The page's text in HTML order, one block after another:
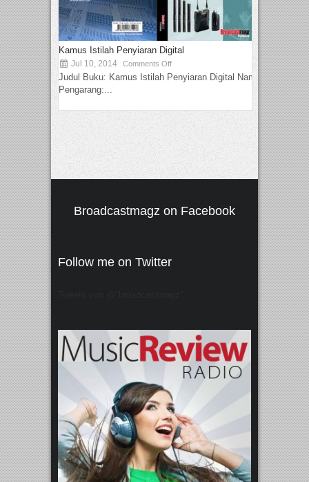
Kamus Istilah Penyiaran Digital
Jul 10, 2014 Comments Off
Judul Buku: Kamus Istilah Penyiaran Digital Nama
Pengarang:...
Broadcastmagz on Facebook
Follow me on Twitter